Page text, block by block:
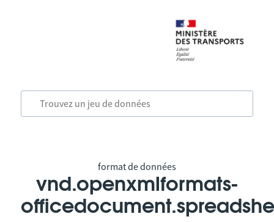
format de données
vnd.openxmlformats-